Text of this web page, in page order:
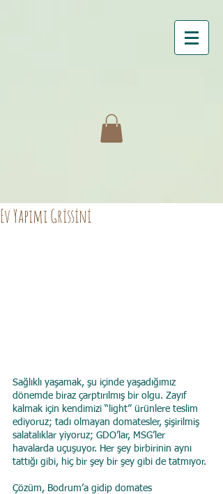
Ev Yapımı Grissini
Sağlıklı yaşamak, şu içinde yaşadığımız
dönemde biraz çarptırılmış bir olgu. Zayıf
kalmak için kendimizi “light” ürünlere teslim
ediyoruz; tadı olmayan domatesler, şişirilmiş
salatalıklar yiyoruz; GDO’lar, MSG’ler
havalarda uçuşuyor. Her şey birbirinin aynı
tattığı gibi, hiç bir şey bir şey gibi de tatmıyor.
Çözüm, Bodrum’a gidip domates